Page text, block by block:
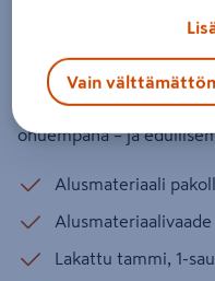
puulattiavaihtoehto
Timberwise-laatua,
ohuempana – ja
Alusmateriaali
Alusmateriaalivaade
Lakattu tammi, 1-
Vain